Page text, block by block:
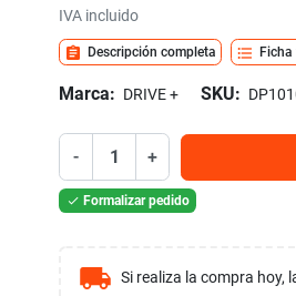
IVA incluido
assignment Descripción completa format_list_bulleted Ficha
Marca: DRIVE + SKU:
- +
 Formalizar pedido
local_shipping Si realiza la compra hoy,